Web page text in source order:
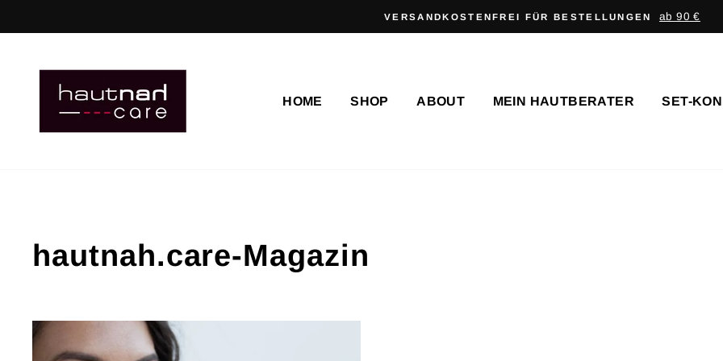
zum
ZUFRIEDENHEITS-GARANTIE Geld zurück, wenn du
HOME SHOP ABOUT MEIN HAUTBERATER SET-
hautnah.care-Magazin